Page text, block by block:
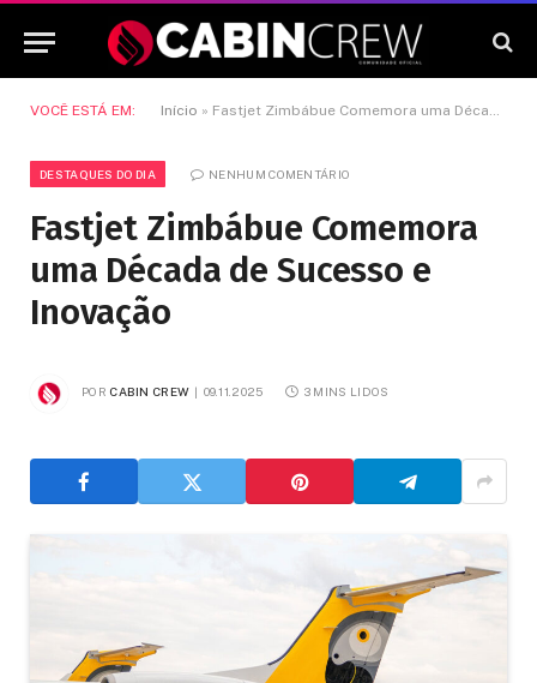
VOCÊ ESTÁ EM: Início » Fastjet Zimbábue Comemora uma Década de Sucesso e Inovação
DESTAQUES DO DIA NENHUM COMENTÁRIO
Fastjet Zimbábue Comemora
uma Década de Sucesso e
Inovação
POR CABIN CREW 09.11.2025 3 MINS LIDOS